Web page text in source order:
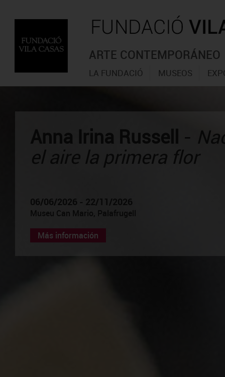
ARTE CONTEMPORÁNEO
LA FUNDACIÓ MUSEOS
Anna Irina Russell -
el aire la primera flor
06/06/2026 - 22/11/2026
Museu Can Mario, Palafrugell
Más información